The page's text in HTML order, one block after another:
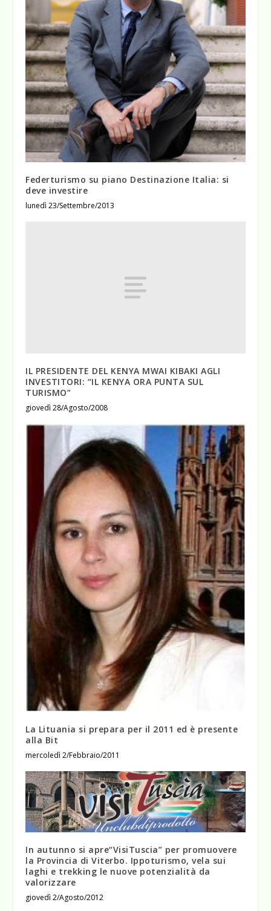
Federturismo su piano Destinazione Italia: si
deve investire
lunedì 23/Settembre/2013
IL PRESIDENTE DEL KENYA MWAI KIBAKI AGLI
INVESTITORI: “IL KENYA ORA PUNTA SUL
TURISMO”
giovedì 28/Agosto/2008
La Lituania si prepara per il 2011 ed è presente
alla Bit
mercoledì 2/Febbraio/2011
In autunno si apre“VisiTuscia” per promuovere
la Provincia di Viterbo. Ippoturismo, vela sui
laghi e trekking le nuove potenzialità da
valorizzare
giovedì 2/Agosto/2012